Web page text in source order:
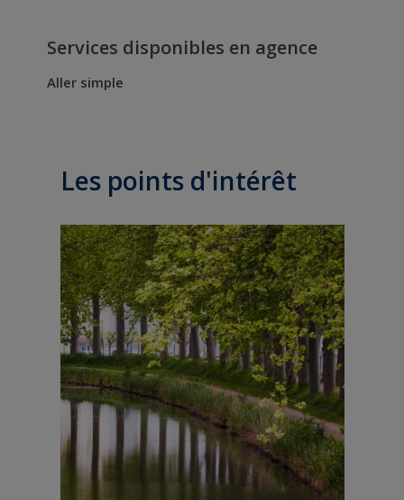
Services disponibles en agence
Aller simple
Les points d'intérêt